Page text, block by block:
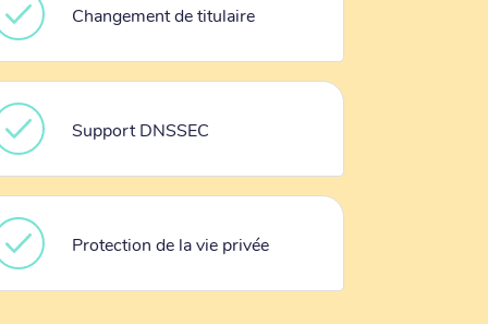
Changement de titulaire
Support DNSSEC
Protection de la vie privée